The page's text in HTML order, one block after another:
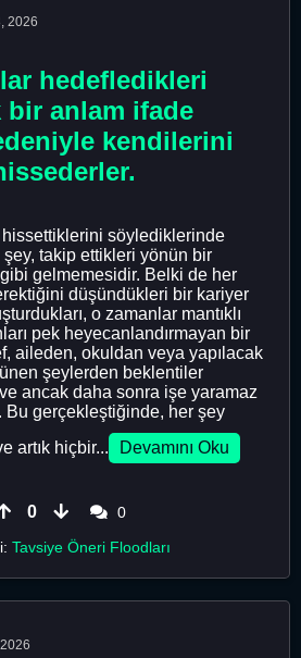
2026
hedefledikleri
bir anlam ifade
kendilerini
hissettiklerini söylediklerinde
şey, takip ettikleri yönün bir
gelmemesidir. Belki de her
düşündükleri bir kariyer
o zamanlar mantıklı
pek heyecanlandırmayan bir
aileden, okuldan veya yapılacak
şeylerden beklentiler
ancak daha sonra işe yaramaz
Bu gerçekleştiğinde, her şey
artık hiçbir...
Devamını Oku
0
0
Tavsiye Öneri Floodları